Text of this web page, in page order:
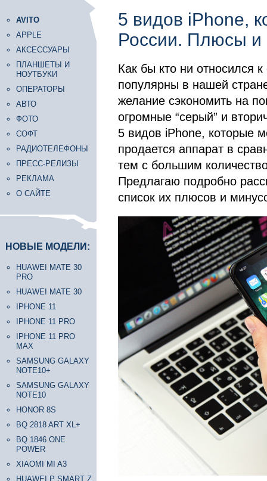
AVITO
APPLE
АКСЕССУАРЫ
ПЛАНШЕТЫ И
НОУТБУКИ
ОПЕРАТОРЫ
АВТО
ФОТО
СОФТ
РАДИОТЕЛЕФОНЫ
ПРЕСС-РЕЛИЗЫ
РЕКЛАМА
О САЙТЕ
НОВЫЕ МОДЕЛИ:
HUAWEI MATE 30
PRO
HUAWEI MATE 30
IPHONE 11
IPHONE 11 PRO
IPHONE 11 PRO
MAX
SAMSUNG GALAXY
NOTE10+
SAMSUNG GALAXY
NOTE10
HONOR 8S
BQ 2818 ART XL+
BQ 1846 ONE
POWER
XIAOMI MI A3
HUAWEI P SMART Z
5 видов iPhone,
России. Плюсы и
Как бы кто ни относился
популярны в нашей
желание сэкономить на
огромные “серый” и
5 видов iPhone, которые
продается аппарат в
тем с большим
Предлагаю подробно
список их плюсов и